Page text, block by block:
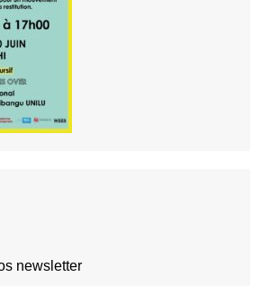
newsletter